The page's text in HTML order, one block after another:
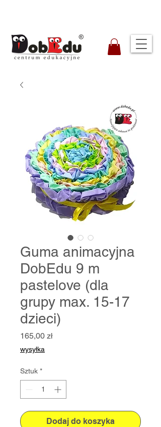
Guma animacyjna
DobEdu 9 m
pastelove (dla
grupy max. 15-17
dzieci)
165,00 złCena
wysyłka
Sztuk *
Dodaj do koszyka